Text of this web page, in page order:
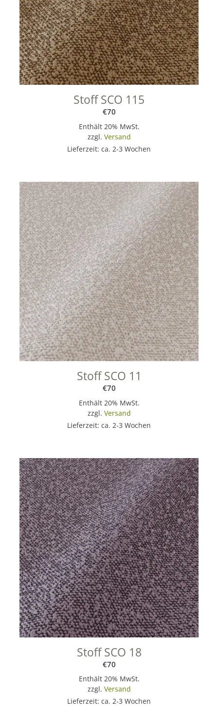
Stoff SCO 115
€70
Enthält 20% MwSt.
zzgl. Versand
Lieferzeit: ca. 2-3 Wochen
Stoff SCO 11
€70
Enthält 20% MwSt.
zzgl. Versand
Lieferzeit: ca. 2-3 Wochen
Stoff SCO 18
€70
Enthält 20% MwSt.
zzgl. Versand
Lieferzeit: ca. 2-3 Wochen